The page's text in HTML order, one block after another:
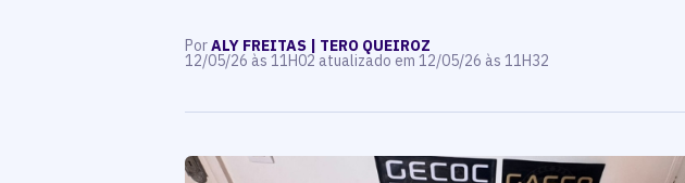
PorALY FREITAS | TERO QUEIROZ
12/05/26 às 11H02 atualizado em 12/05/26 às 11H32